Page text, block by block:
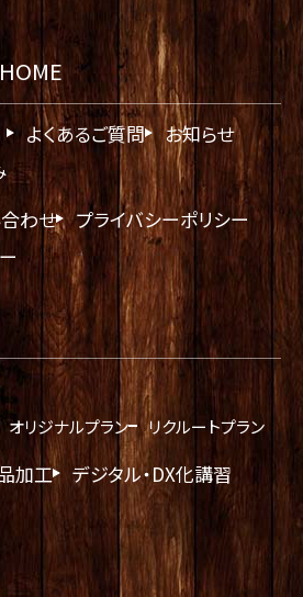
よくあるご質問 お知らせ
わせ
プライバシーポリシー
オリジナルプラン リクルートプラン
加工
デジタル・DX化講習